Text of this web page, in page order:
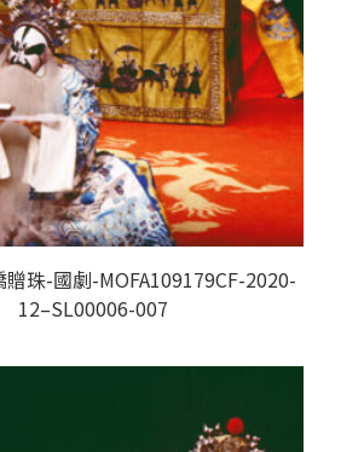
珠-國劇-MOFA109179CF-2020-
12–SL00006-007